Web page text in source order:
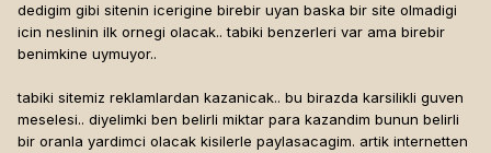
dedigim gibi sitenin icerigine birebir uyan baska bir site olmadigi
icin neslinin ilk ornegi olacak.. tabiki benzerleri var ama birebir
benimkine uymuyor..
tabiki sitemiz reklamlardan kazanicak.. bu birazda karsilikli guven
meselesi.. diyelimki ben belirli miktar para kazandim bunun belirli
bir oranla yardimci olacak kisilerle paylasacagim. artik internetten